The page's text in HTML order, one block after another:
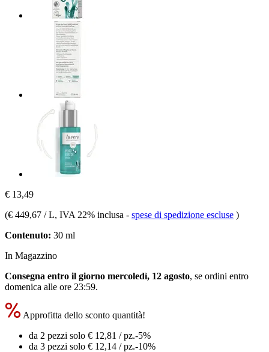
€ 13,49
(€ 449,67 / L, IVA 22% inclusa - spese di spedizione escluse )
Contenuto: 30 ml
In Magazzino
Consegna entro il giorno mercoledì, 12 agosto, se ordini entro
domenica alle ore 23:59.
Approfitta dello sconto quantità!
da 2 pezzi solo € 12,81 / pz.-5%
da 3 pezzi solo € 12,14 / pz.-10%